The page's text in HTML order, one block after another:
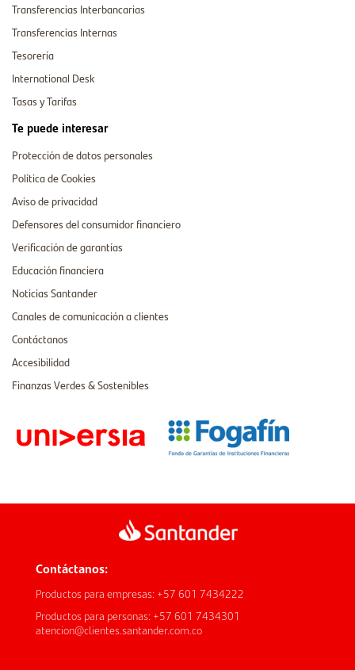
Transferencias Interbancarias
Transferencias Internas
Tesorería
International Desk
Tasas y Tarifas
Te puede interesar
Protección de datos personales
Política de Cookies
Aviso de privacidad
Defensores del consumidor financiero
Verificación de garantías
Educación financiera
Noticias Santander
Canales de comunicación a clientes
Contáctanos
Accesibilidad
Finanzas Verdes & Sostenibles
Contáctanos:
Productos para empresas: +57 601 7434222
Productos para personas: +57 601 7434301
atencion@clientes.santander.com.co